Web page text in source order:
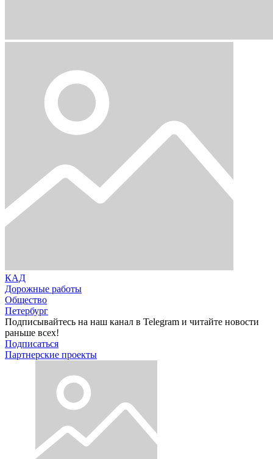
КАД
Дорожные работы
Общество
Петербург
Подписывайтесь на наш канал в Telegram и читайте новости
раньше всех!
Подписаться
Партнерские проекты